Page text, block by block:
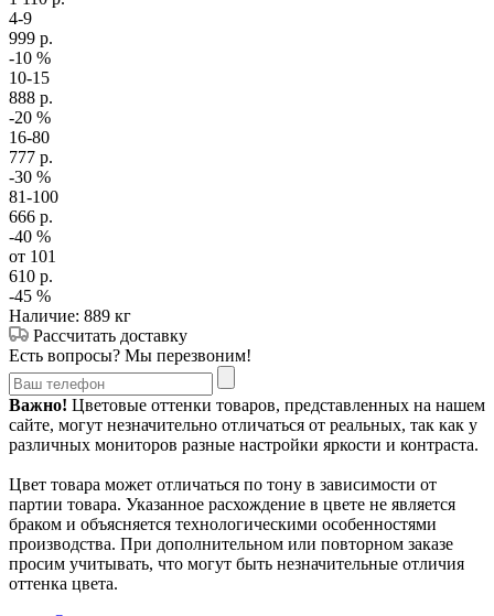
4-9
999 р.
-10 %
10-15
888 р.
-20 %
16-80
777 р.
-30 %
81-100
666 р.
-40 %
от 101
610 р.
-45 %
Наличие: 889 кг
Рассчитать доставку
Есть вопросы? Мы перезвоним!
Важно! Цветовые оттенки товаров, представленных на нашем
сайте, могут незначительно отличаться от реальных, так как у
различных мониторов разные настройки яркости и контраста.
Цвет товара может отличаться по тону в зависимости от
партии товара. Указанное расхождение в цвете не является
браком и объясняется технологическими особенностями
производства. При дополнительном или повторном заказе
просим учитывать, что могут быть незначительные отличия
оттенка цвета.